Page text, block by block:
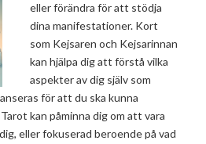
eller förändra för att stödja
dina manifestationer. Kort
som Kejsaren och Kejsarinnan
kan hjälpa dig att förstå vilka
aspekter av dig själv som
för att du ska kunna
kan påminna dig om att vara
eller fokuserad beroende på vad